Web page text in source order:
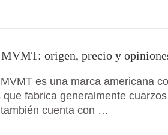
origen, precio y
es una marca americana
que fabrica generalmente
cuenta con …